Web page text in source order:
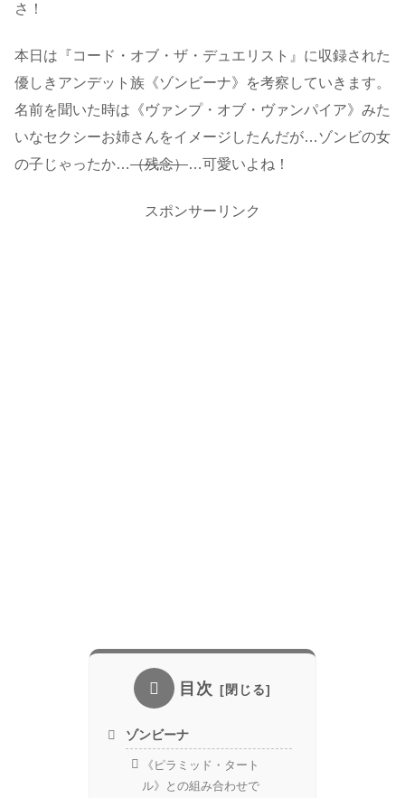
さ！
本日は『コード・オブ・ザ・デュエリスト』に収録された
優しきアンデット族《ゾンビーナ》を考察していきます。
名前を聞いた時は《ヴァンプ・オブ・ヴァンパイア》みた
いなセクシーお姉さんをイメージしたんだが…ゾンビの女
の子じゃったか…（残念）…可愛いよね！
スポンサーリンク
目次
ゾンビーナ
《ピラミッド・タート
ル》との組み合わせで